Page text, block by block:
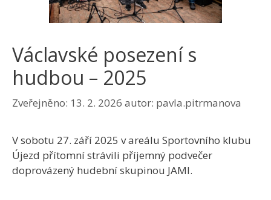
Václavské posezení s
hudbou – 2025
Zveřejněno: 13. 2. 2026 autor: pavla.pitrmanova
V sobotu 27. září 2025 v areálu Sportovního klubu
Újezd přítomní strávili příjemný podvečer
doprovázený hudební skupinou JAMI.